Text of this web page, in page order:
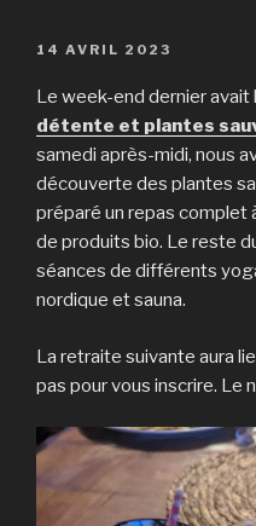
PUBLIÉ
14 AVRIL 2023
Le week-end dernier
détente et plantes
samedi après-midi, nous
découverte des plantes
préparé un repas complet
de produits bio. Le reste
séances de différents
nordique et sauna.
La retraite suivante aura
pas pour vous inscrire. Le